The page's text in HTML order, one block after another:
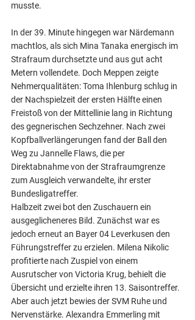
musste.
In der 39. Minute hingegen war Närdemann
machtlos, als sich Mina Tanaka energisch im
Strafraum durchsetzte und aus gut acht
Metern vollendete. Doch Meppen zeigte
Nehmerqualitäten: Toma Ihlenburg schlug in
der Nachspielzeit der ersten Hälfte einen
Freistoß von der Mittellinie lang in Richtung
des gegnerischen Sechzehner. Nach zwei
Kopfballverlängerungen fand der Ball den
Weg zu Jannelle Flaws, die per
Direktabnahme von der Strafraumgrenze
zum Ausgleich verwandelte, ihr erster
Bundesligatreffer.
Halbzeit zwei bot den Zuschauern ein
ausgeglicheneres Bild. Zunächst war es
jedoch erneut an Bayer 04 Leverkusen den
Führungstreffer zu erzielen. Milena Nikolic
profitierte nach Zuspiel von einem
Ausrutscher von Victoria Krug, behielt die
Übersicht und erzielte ihren 13. Saisontreffer.
Aber auch jetzt bewies der SVM Ruhe und
Nervenstärke. Alexandra Emmerling mit